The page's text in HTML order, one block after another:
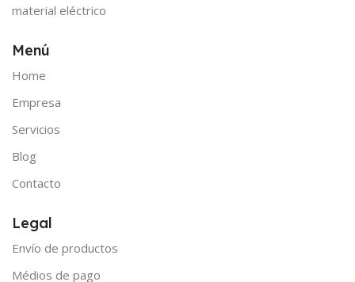
material eléctrico
Menú
Home
Empresa
Servicios
Blog
Contacto
Legal
Envío de productos
Médios de pago